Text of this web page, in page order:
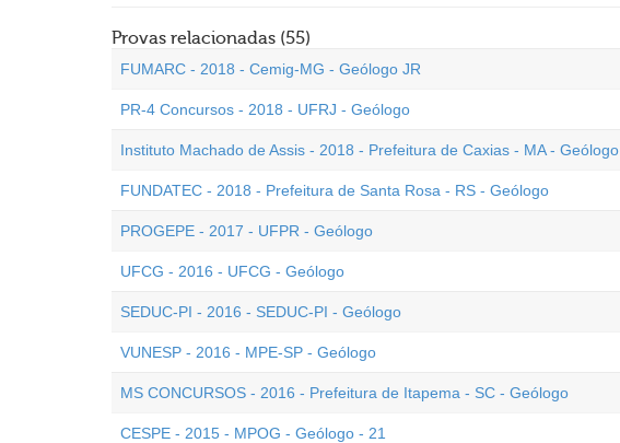
Provas relacionadas (55)
FUMARC - 2018 - Cemig-MG - Geólogo JR
PR-4 Concursos - 2018 - UFRJ - Geólogo
Instituto Machado de Assis - 2018 - Prefeitura de Caxias - MA - Geólogo
FUNDATEC - 2018 - Prefeitura de Santa Rosa - RS - Geólogo
PROGEPE - 2017 - UFPR - Geólogo
UFCG - 2016 - UFCG - Geólogo
SEDUC-PI - 2016 - SEDUC-PI - Geólogo
VUNESP - 2016 - MPE-SP - Geólogo
MS CONCURSOS - 2016 - Prefeitura de Itapema - SC - Geólogo
CESPE - 2015 - MPOG - Geólogo - 21